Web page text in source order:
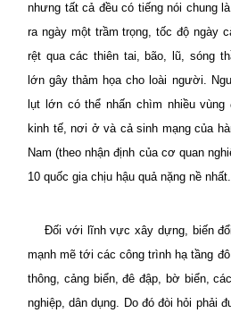
nhưng tất cả đều có tiếng nói chung
ra ngày một trầm trọng, tốc độ ngày
rệt qua các thiên tai, bão, lũ, sóng
lớn gây thảm họa cho loài người.
lụt lớn có thể nhấn chìm nhiều vùng
kinh tế, nơi ở và cả sinh mạng của
Nam (theo nhận định của cơ quan
10 quốc gia chịu hậu quả nặng nề nhất.
Đối với lĩnh vực xây dựng, biến
mạnh mẽ tới các công trình hạ tầng
thông, cảng biển, đê đập, bờ biển,
nghiệp, dân dụng. Do đó đòi hỏi phải